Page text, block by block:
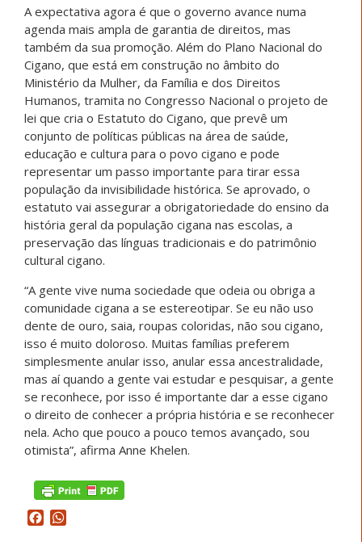
A expectativa agora é que o governo avance numa
agenda mais ampla de garantia de direitos, mas
também da sua promoção. Além do Plano Nacional do
Cigano, que está em construção no âmbito do
Ministério da Mulher, da Família e dos Direitos
Humanos, tramita no Congresso Nacional o projeto de
lei que cria o Estatuto do Cigano, que prevê um
conjunto de políticas públicas na área de saúde,
educação e cultura para o povo cigano e pode
representar um passo importante para tirar essa
população da invisibilidade histórica. Se aprovado, o
estatuto vai assegurar a obrigatoriedade do ensino da
história geral da população cigana nas escolas, a
preservação das línguas tradicionais e do patrimônio
cultural cigano.
“A gente vive numa sociedade que odeia ou obriga a
comunidade cigana a se estereotipar. Se eu não uso
dente de ouro, saia, roupas coloridas, não sou cigano,
isso é muito doloroso. Muitas famílias preferem
simplesmente anular isso, anular essa ancestralidade,
mas aí quando a gente vai estudar e pesquisar, a gente
se reconhece, por isso é importante dar a esse cigano
o direito de conhecer a própria história e se reconhecer
nela. Acho que pouco a pouco temos avançado, sou
otimista”, afirma Anne Khelen.
Facebook